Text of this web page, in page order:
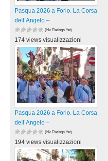
Pasqua 2026 a Forio. La Corsa
dell’Angelo –
(No Ratings Yet)
174 views visualizzazioni
Pasqua 2026 a Forio. La Corsa
dell’Angelo –
(No Ratings Yet)
194 views visualizzazioni